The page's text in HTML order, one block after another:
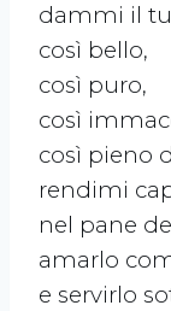
dammi il
così bello,
così puro,
così
così pieno
rendimi
nel pane
amarlo
e servirlo